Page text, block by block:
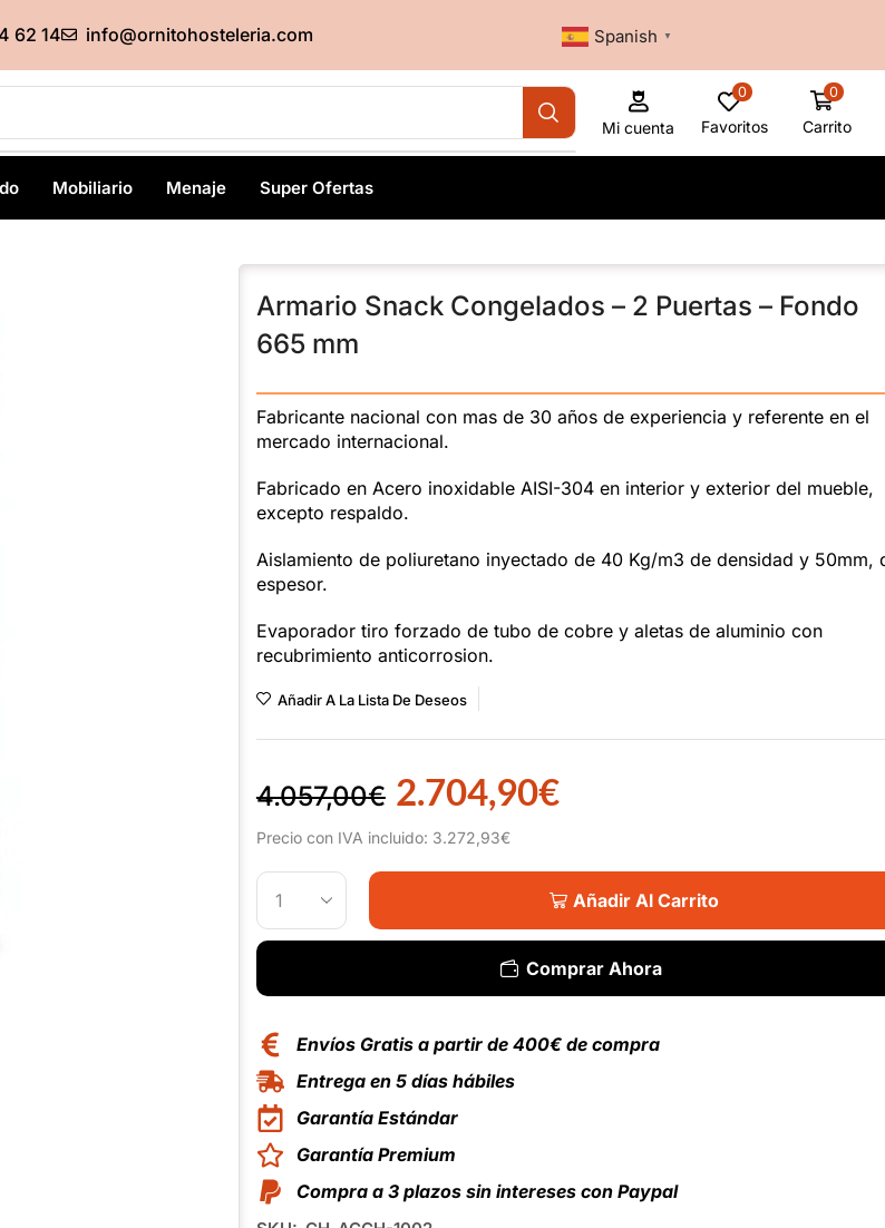
62 14 info@ornitohosteleria.com Spanish ▼
Mi cuenta
0
Favoritos
0
Carrito
Mobiliario Menaje Super Ofertas
Armario Snack Congelados – 2 Puertas – Fondo
665 mm
Fabricante nacional con mas de 30 años de experiencia y referente en el
mercado internacional.
Fabricado en Acero inoxidable AISI-304 en interior y exterior del mueble,
excepto respaldo.
Aislamiento de poliuretano inyectado de 40 Kg/m3 de densidad y 50mm,
espesor.
Evaporador tiro forzado de tubo de cobre y aletas de aluminio con
recubrimiento anticorrosion.
Añadir A La Lista De Deseos
4.057,00€ 2.704,90€
Precio con IVA incluido: 3.272,93€
Añadir Al Carrito
Comprar Ahora
Envíos Gratis a partir de 400€ de compra
Entrega en 5 días hábiles
Garantía Estándar
Garantía Premium
Compra a 3 plazos sin intereses con Paypal